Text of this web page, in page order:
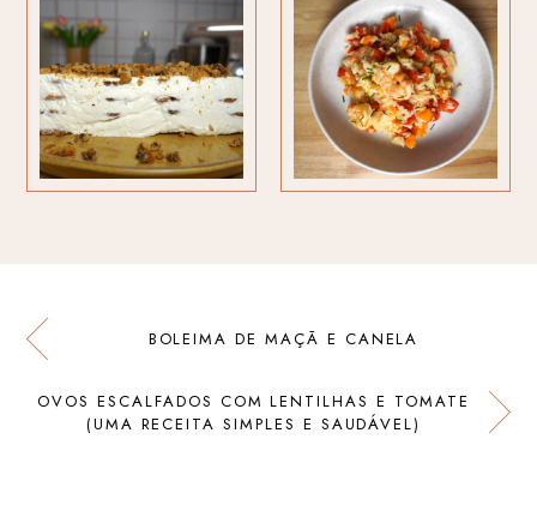
BOLEIMA DE MAÇÃ E CANELA
OVOS ESCALFADOS COM LENTILHAS E TOMATE
(UMA RECEITA SIMPLES E SAUDÁVEL)